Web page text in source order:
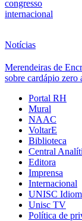
congresso
internacional
Notícias
Merendeiras de
sobre cardápio zero
Portal RH
Mural
NAAC
VoltarE
Biblioteca
Central
Editora
Imprensa
Internacional
UNISC
Unisc TV
Política de